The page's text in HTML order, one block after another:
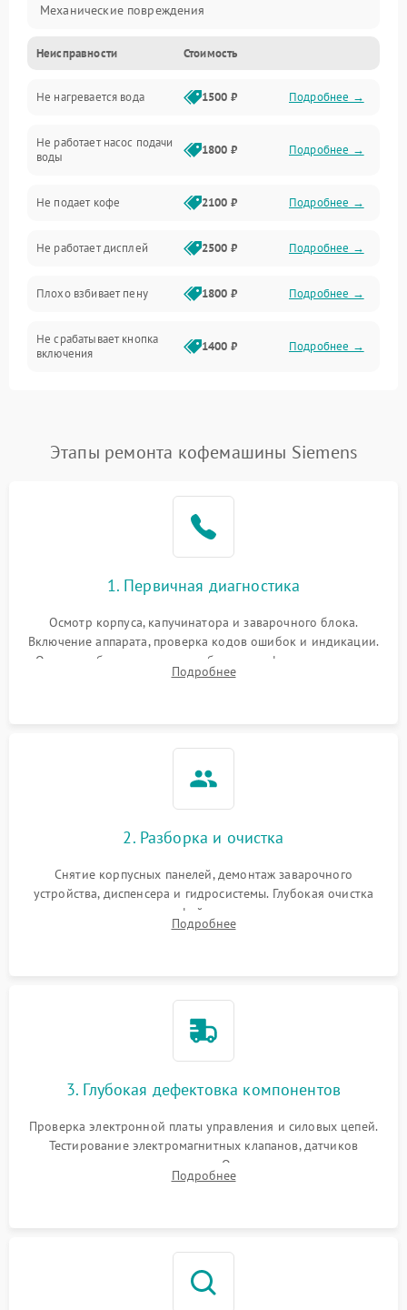
Механические повреждения
Прочие неисправности
Включение и работа
Проблемы с водой
Проблемы с капучинатором и паром
Управление и электроника
Программное обеспечение
Неисправности Стоимость
Не нагревается вода 1500 ₽ Подробнее →
Не работает насос подачи
воды
1800 ₽ Подробнее →
Не подает кофе 2100 ₽ Подробнее →
Не работает дисплей 2500 ₽ Подробнее →
Плохо взбивает пену 1800 ₽ Подробнее →
Не срабатывает кнопка
включения
1400 ₽ Подробнее →
Постоянные сбои в работе 1500 ₽ Подробнее →
Этапы ремонта кофемашины Siemens
1. Первичная диагностика
Осмотр корпуса, капучинатора и заварочного блока.
Включение аппарата, проверка кодов ошибок и индикации.
Оценка работы помпы, термоблока и кофемолки на слух.
Измерение температуры и давления воды для выявления
Подробнее
2. Разборка и очистка
Снятие корпусных панелей, демонтаж заварочного
устройства, диспенсера и гидросистемы. Глубокая очистка
внутренних узлов от кофейных масел, жмыха и накипи.
Промывка дренажных каналов и фильтров с использованием
Подробнее
3. Глубокая дефектовка компонентов
Проверка электронной платы управления и силовых цепей.
Тестирование электромагнитных клапанов, датчиков
температуры и расходомера. Оценка степени износа
жерновов кофемолки, уплотнительных колец гидросистемы
Подробнее